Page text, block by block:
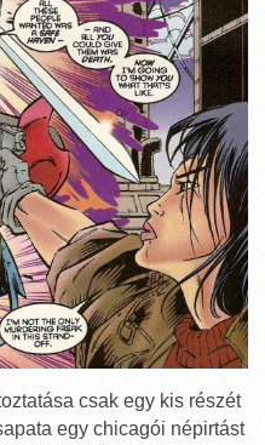
csak egy kis részét
egy chicagói népirtást